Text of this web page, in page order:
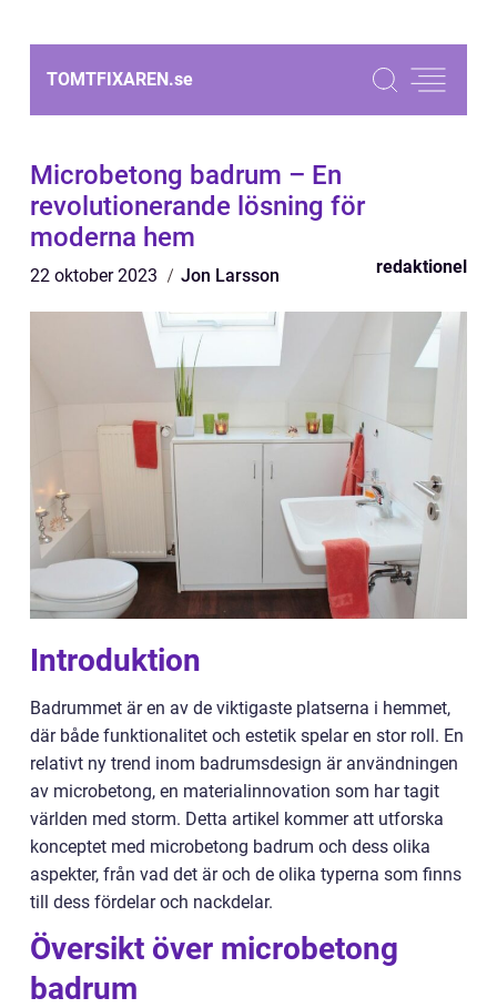
TOMTFIXAREN.se
Microbetong badrum – En
revolutionerande lösning för
moderna hem
22 oktober 2023 Jon Larsson redaktionel
Introduktion
Badrummet är en av de viktigaste platserna i hemmet,
där både funktionalitet och estetik spelar en stor roll. En
relativt ny trend inom badrumsdesign är användningen
av microbetong, en materialinnovation som har tagit
världen med storm. Detta artikel kommer att utforska
konceptet med microbetong badrum och dess olika
aspekter, från vad det är och de olika typerna som finns
till dess fördelar och nackdelar.
Översikt över microbetong
badrum